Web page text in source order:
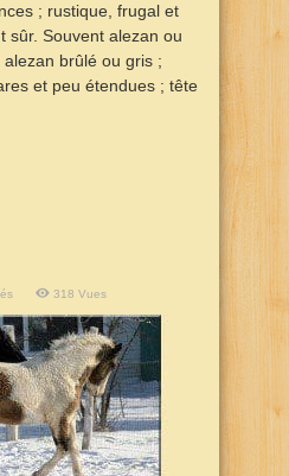
; rustique, frugal et
sûr. Souvent alezan ou
brûlé ou gris ;
et peu étendues ; tête
318 Vues